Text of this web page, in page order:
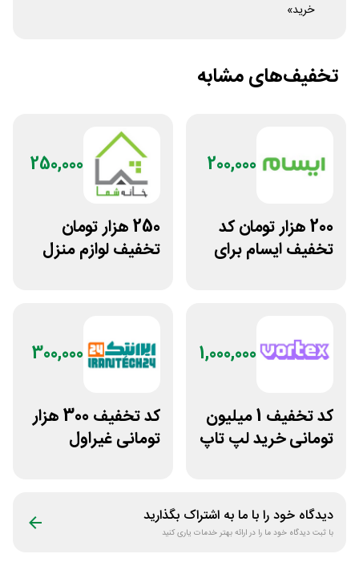
خرید»
تخفیف‌های مشابه
200,000
200 هزار تومان کد
تخفیف ایسام برای
250,000
250 هزار تومان
تخفیف لوازم منزل
1,000,000
کد تخفیف 1 میلیون
تومانی خرید لپ تاپ
300,000
کد تخفیف 300 هزار
تومانی غیراول
دیدگاه خود را با ما به اشتراک بگذارید
با ثبت دیدگاه خود ما را در ارائه بهتر خدمات یاری کنید